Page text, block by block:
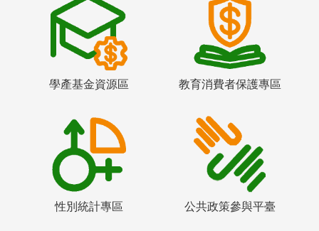
學產基金資源區 教育消費者保護專區
性別統計專區 公共政策參與平臺